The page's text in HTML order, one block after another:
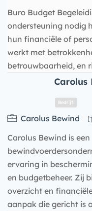
Buro Budget
ondersteuning nodig
hun financiële of
werkt met
betrouwbaarheid, en
Carolus
Carolus Bewind
Carolus Bewind is een
ervaring in
en budgetbeheer. Zij
overzicht en
aanpak die gericht is